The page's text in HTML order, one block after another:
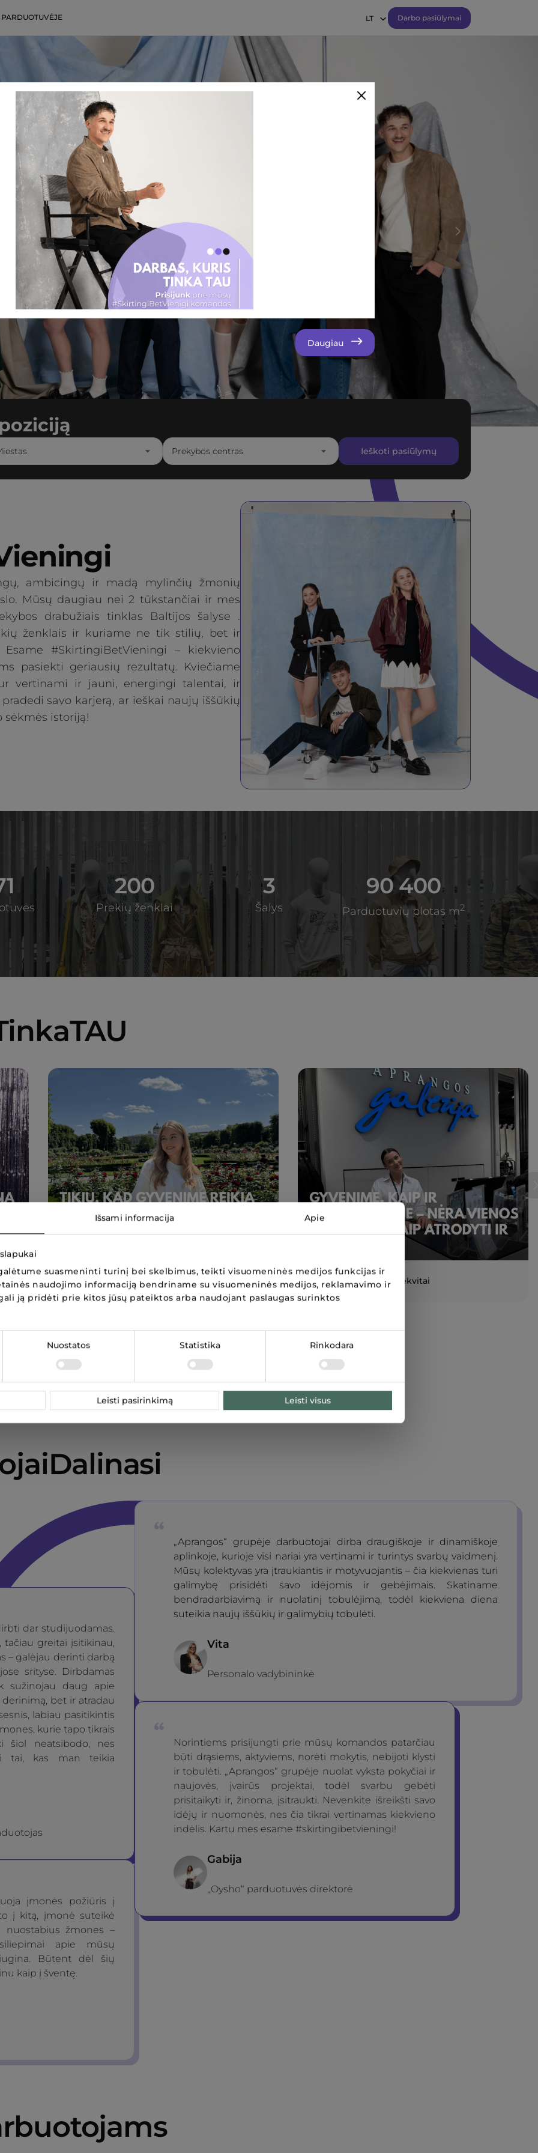
Išsami informacija Apie
suasmeninti turinį bei skelbimus, teikti visuomeninės medijos funkcijas ir
naudojimo informaciją bendriname su visuomeninės medijos, reklamavimo ir
ją pridėti prie kitos jūsų pateiktos arba naudojant paslaugas surinktos
Nuostatos Statistika Rinkodara
Leisti pasirinkimą Leisti visus
LT Darbo pasiūlymai
Prekybos centras Ieškoti pasiūlymų
ambicingų ir madą mylinčių žmonių
Mūsų daugiau nei 2 tūkstančiai ir mes
drabužiais tinklas Baltijos šalyse .
ženklais ir kuriame ne tik stilių, bet ir
#SkirtingiBetVieningi – kiekvieno
pasiekti geriausių rezultatų. Kviečiame
vertinami ir jauni, energingi talentai, ir
savo karjerą, ar ieškai naujų iššūkių
sėkmės istoriją!
200
Prekių ženklai
3
Šalys
90 400
Parduotuvių plotas m2
Darbas, kuris tinka Miglei Darbas, kuris tinka Rekvitai
dar studijuodamas.
tačiau greitai įsitikinau,
– galėjau derinti darbą
srityse. Dirbdamas
sužinojau daug apie
bet ir atradau
labiau pasitikintis
kurie tapo tikrais
šiol neatsibodo, nes
tai, kas man teikia
įmonės požiūris į
į kitą, įmonė suteikė
žmones –
apie mūsų
Būtent dėl šių
kaip į šventę.
„Aprangos“ grupėje darbuotojai dirba draugiškoje ir dinamiškoje
aplinkoje, kurioje visi nariai yra vertinami ir turintys svarbų vaidmenį.
Mūsų kolektyvas yra įtraukiantis ir motyvuojantis – čia kiekvienas turi
galimybę prisidėti savo idėjomis ir gebėjimais. Skatiname
bendradarbiavimą ir nuolatinį tobulėjimą, todėl kiekviena diena
suteikia naujų iššūkių ir galimybių tobulėti.
Vita
Personalo vadybininkė
Norintiems prisijungti prie mūsų komandos patarčiau
būti drąsiems, aktyviems, norėti mokytis, nebijoti klysti
ir tobulėti. „Aprangos“ grupėje nuolat vyksta pokyčiai ir
naujovės, įvairūs projektai, todėl svarbu gebėti
prisitaikyti ir, žinoma, įsitraukti. Nevenkite išreikšti savo
idėjų ir nuomonės, nes čia tikrai vertinamas kiekvieno
indėlis. Kartu mes esame #skirtingibetvieningi!
Gabija
„Oysho“ parduotuvės direktorė
Daugiau